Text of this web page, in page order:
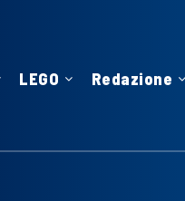
LEGO Redazione